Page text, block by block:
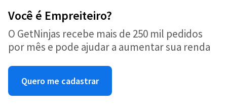
Você é Empreiteiro?
O GetNinjas recebe mais de 250 mil pedidos
por mês e pode ajudar a aumentar sua renda
Quero me cadastrar